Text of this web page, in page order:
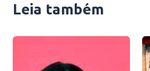
Leia também